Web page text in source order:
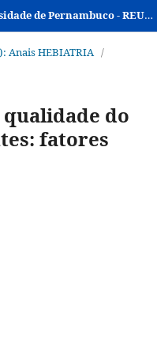
Revista de Extensão da Universidade de Pernambuco - REUPE
Anais HEBIATRIA /
do
fatores